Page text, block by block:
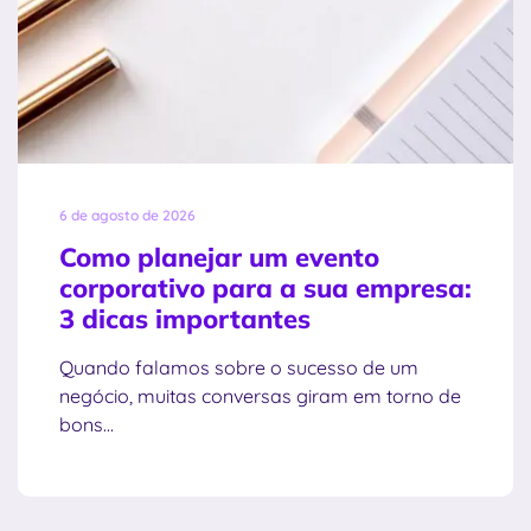
6 de agosto de 2026
Como planejar um evento
corporativo para a sua empresa:
3 dicas importantes
Quando falamos sobre o sucesso de um
negócio, muitas conversas giram em torno de
bons...